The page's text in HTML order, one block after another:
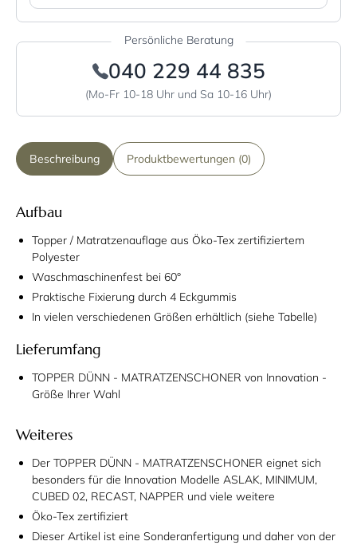
Persönliche Beratung
040 229 44 835
(Mo-Fr 10-18 Uhr und Sa 10-16 Uhr)
Beschreibung Produktbewertungen (0)
Aufbau
Topper / Matratzenauflage aus Öko-Tex zertifiziertem
Polyester
Waschmaschinenfest bei 60°
Praktische Fixierung durch 4 Eckgummis
In vielen verschiedenen Größen erhältlich (siehe Tabelle)
Lieferumfang
TOPPER DÜNN - MATRATZENSCHONER von Innovation -
Größe Ihrer Wahl
Weiteres
Der TOPPER DÜNN - MATRATZENSCHONER eignet sich
besonders für die Innovation Modelle ASLAK, MINIMUM,
CUBED 02, RECAST, NAPPER und viele weitere
Öko-Tex zertifiziert
Dieser Artikel ist eine Sonderanfertigung und daher von der